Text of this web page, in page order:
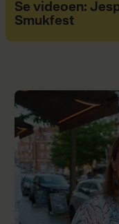
Se videoen:
Smukfest